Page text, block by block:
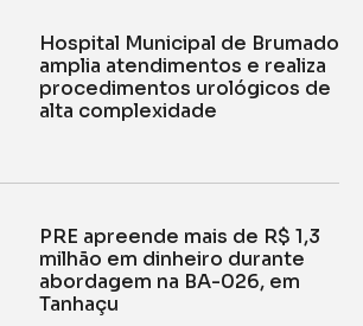
Hospital Municipal de Brumado
amplia atendimentos e realiza
procedimentos urológicos de
alta complexidade
PRE apreende mais de R$ 1,3
milhão em dinheiro durante
abordagem na BA-026, em
Tanhaçu